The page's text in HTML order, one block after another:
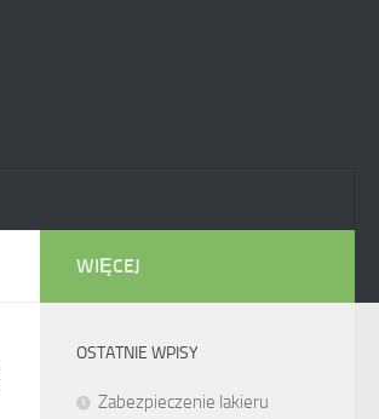
WIĘCEJ
OSTATNIE WPISY
Zabezpieczenie lakieru